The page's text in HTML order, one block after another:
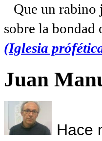
Que un rabino
sobre la bondad
(Iglesia
Juan
Hace